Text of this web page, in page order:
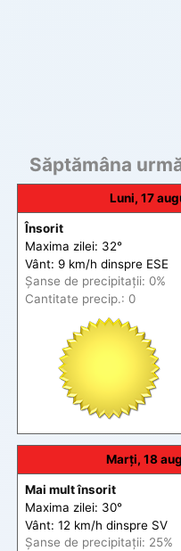
Săptămâna
Luni, 17
Însorit
Maxima zilei: 32°
Vânt: 9 km/h dinspre ESE
Șanse de precipitații: 0%
Cantitate precip.: 0
Marți, 18
Mai mult însorit
Maxima zilei: 30°
Vânt: 12 km/h dinspre SV
Șanse de precipitații: 25%